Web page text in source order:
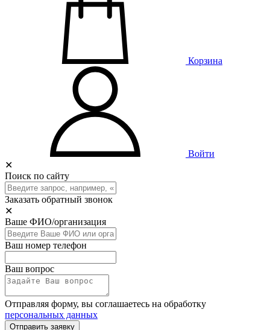
Корзина
Войти
✕
Поиск по сайту
Заказать обратный звонок
✕
Ваше ФИО/организация
Ваш номер телефон
Ваш вопрос
Отправляя форму, вы соглашаетесь на обработку
персональных данных
Отправить заявку